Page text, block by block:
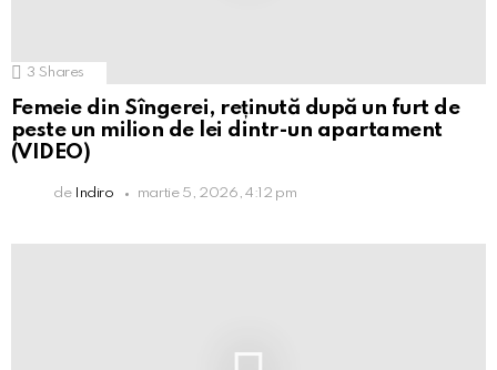
3 Shares
Femeie din Sîngerei, reținută după un furt de
peste un milion de lei dintr-un apartament
(VIDEO)
de Indiro martie 5, 2026, 4:12 pm